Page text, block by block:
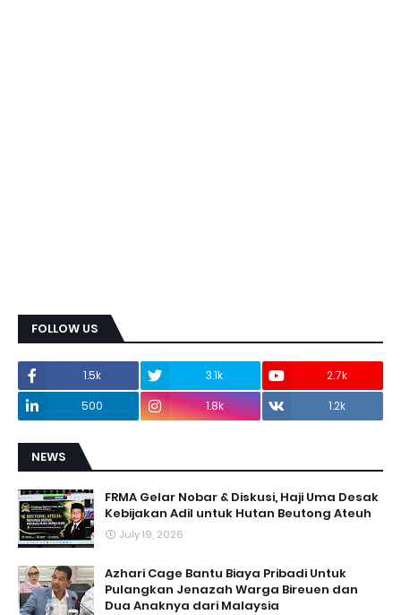
FOLLOW US
1.5k 3.1k
2.7k
500
1.8k 1.2k
NEWS
FRMA Gelar Nobar & Diskusi, Haji Uma Desak
Kebijakan Adil untuk Hutan Beutong Ateuh
July 19, 2026
Azhari Cage Bantu Biaya Pribadi Untuk
Pulangkan Jenazah Warga Bireuen dan
Dua Anaknya dari Malaysia